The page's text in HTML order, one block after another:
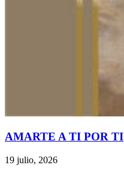
AMARTE A TI POR TI
19 julio, 2026